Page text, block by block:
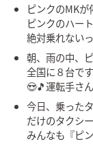
ピンクのMK
ピンクのハー
絶対乗れない
朝、雨の中、
全国に８台で
😍🎵運転手さ
今日、乗った
だけのタクシ
みんなも『ピ